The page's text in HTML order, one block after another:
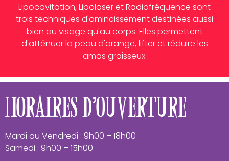
Lipocavitation, Lipolaser et Radiofréquence sont
trois techniques d'amincissement destinées aussi
bien au visage qu'au corps. Elles permettent
d'atténuer la peau d'orange, lifter et réduire les
amas graisseux.
Horaires d'ouverture
Mardi au Vendredi : 9h00 – 18h00
Samedi : 9h00 – 15h00